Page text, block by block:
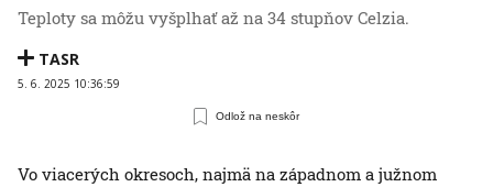
Teploty sa môžu vyšplhať až na 34 stupňov Celzia.
TASR
5. 6. 2025 10:36:59
Odlož na neskôr
Vo viacerých okresoch, najmä na západnom a južnom